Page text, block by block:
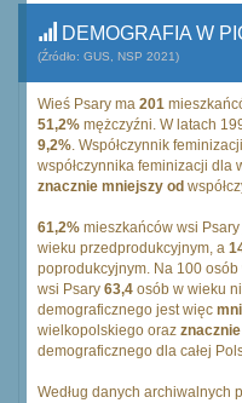
DEMOGRAFIA W
(Źródło: GUS, NSP 2021)
Wieś Psary ma 201
51,2% mężczyźni. W latach
9,2%. Współczynnik
współczynnika feminizacji
znacznie mniejszy od
61,2% mieszkańców wsi
wieku przedprodukcyjnym, a
poprodukcyjnym. Na 100
wsi Psary 63,4 osób w wieku
demograficznego jest więc
wielkopolskiego oraz
demograficznego dla całej
Według danych archiwalnych